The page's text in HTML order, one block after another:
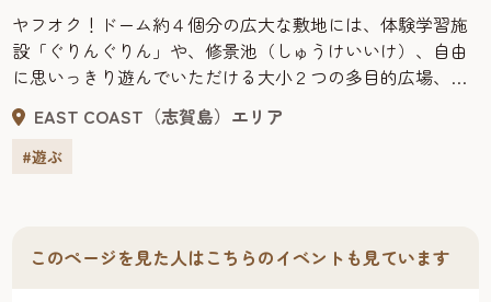
ヤフオク！ドーム約４個分の広大な敷地には、体験学習施
設「ぐりんぐりん」や、修景池（しゅうけいいけ）、自由
に思いっきり遊んでいただける大小２つの多目的広場、こ
どもの広場には大規模複合遊具「ＢＩＧ ＴＲＥＥ」があ
り、大きなローラー滑り台をはじめ形の異なる４つの滑り
台や吊り橋、らせん階段などの機能が満載です。 遊具周り
EAST COAST（志賀島）エリア
#遊ぶ
このページを見た人はこちらのイベントも見ています